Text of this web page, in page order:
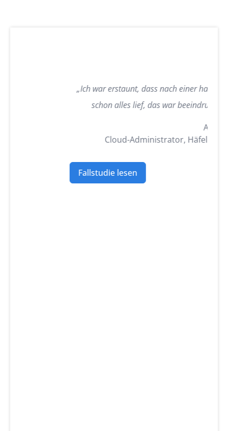
„Ich war erstaunt, dass nach einer halben Stunde
Andreas Nock